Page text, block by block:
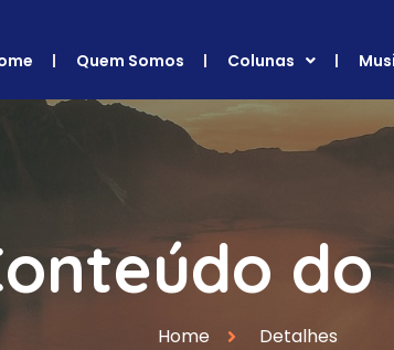
Quem Somos Colunas
do
Home Detalhes